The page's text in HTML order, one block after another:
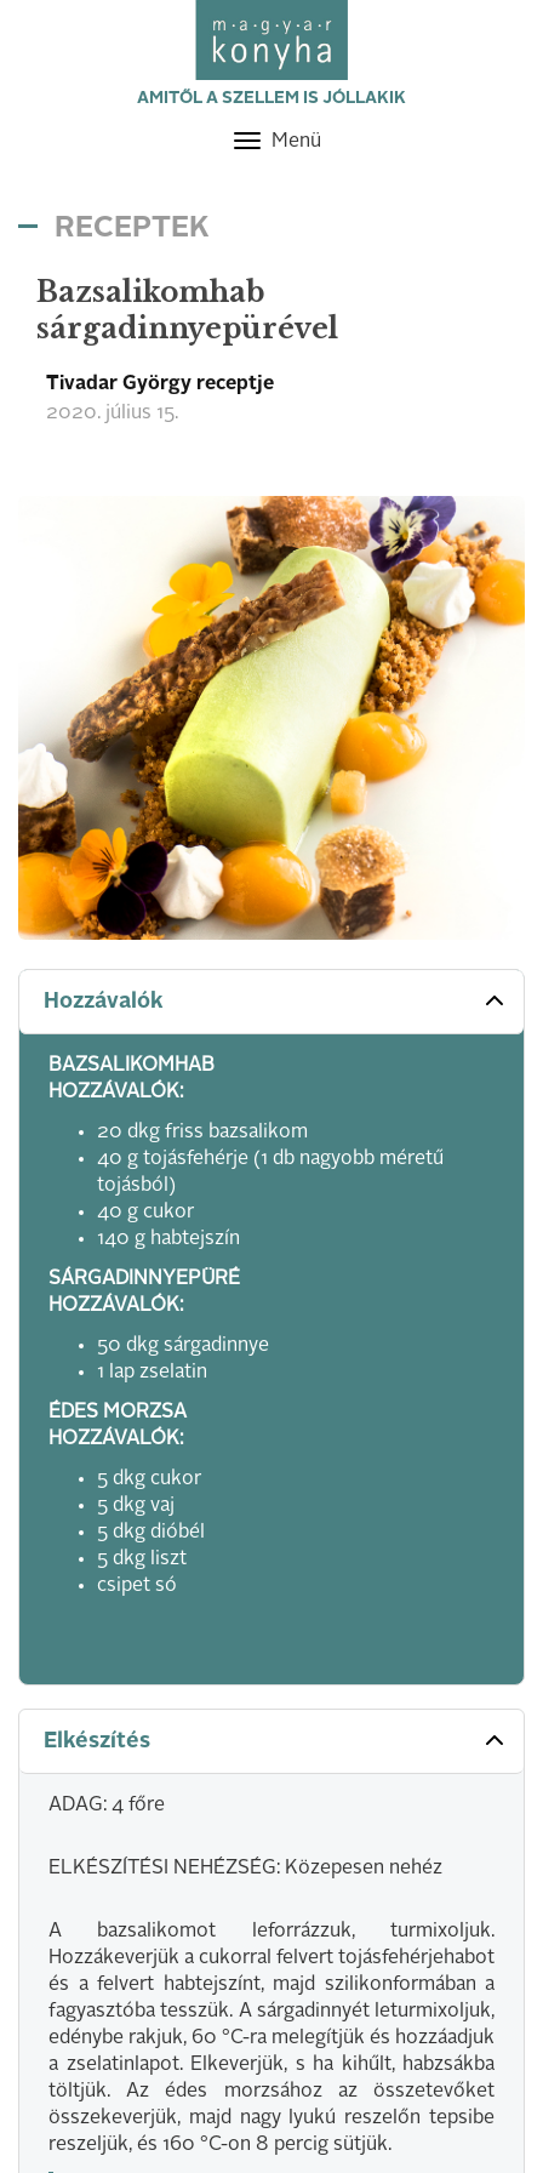
AMITŐL A SZELLEM IS JÓLLAKIK
Toggle
Menü
RECEPTEK
Bazsalikomhab
sárgadinnyepürével
Tivadar György receptje
2020. július 15.
Hozzávalók
BAZSALIKOMHAB
HOZZÁVALÓK:
20 dkg friss bazsalikom
40 g tojásfehérje (1 db nagyobb méretű
tojásból)
40 g cukor
140 g habtejszín
SÁRGADINNYEPÜRÉ
HOZZÁVALÓK:
50 dkg sárgadinnye
1 lap zselatin
ÉDES MORZSA
HOZZÁVALÓK:
5 dkg cukor
5 dkg vaj
5 dkg dióbél
5 dkg liszt
csipet só
Elkészítés
ADAG: 4 főre
ELKÉSZÍTÉSI NEHÉZSÉG: Közepesen nehéz
A bazsalikomot leforrázzuk, turmixoljuk.
Hozzákeverjük a cukorral felvert tojásfehérjehabot
és a felvert habtejszínt, majd szilikonformában a
fagyasztóba tesszük. A sárgadinnyét leturmixoljuk,
edénybe rakjuk, 60 °C-ra melegítjük és hozzáadjuk
a zselatinlapot. Elkeverjük, s ha kihűlt, habzsákba
töltjük. Az édes morzsához az összetevőket
összekeverjük, majd nagy lyukú reszelőn tepsibe
reszeljük, és 160 °C-on 8 percig sütjük.